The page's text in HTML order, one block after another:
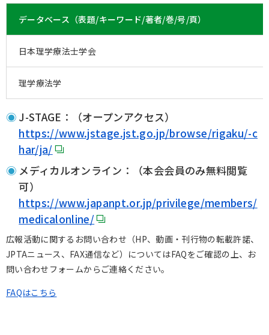
データベース（表題/キーワード/著者/巻/号/頁）
日本理学療法士学会
理学療法学
J-STAGE：（オープンアクセス）
https://www.jstage.jst.go.jp/browse/rigaku/-c
har/ja/
メディカルオンライン：（本会会員のみ無料閲覧
可）
https://www.japanpt.or.jp/privilege/members/
medicalonline/
広報活動に関するお問い合わせ（HP、動画・刊行物の転載許諾、
JPTAニュース、FAX通信など）についてはFAQをご確認の上、お
問い合わせフォームからご連絡ください。
FAQはこちら